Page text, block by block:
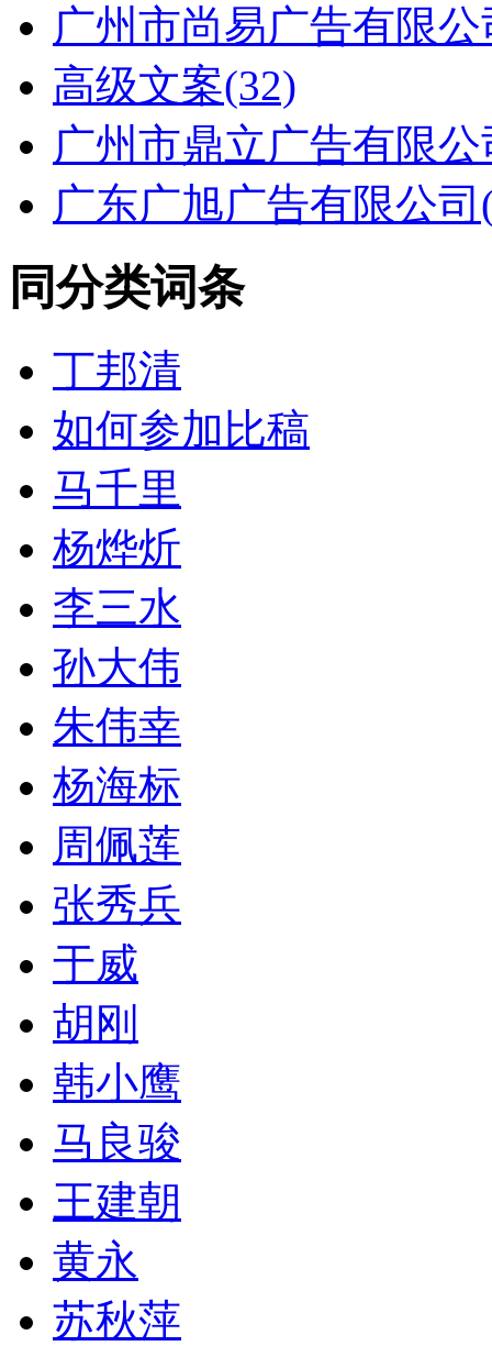
广州市尚易广告有限公
高级文案(32)
广州市鼎立广告有限公
广东广旭广告有限公司
同分类词条
丁邦清
如何参加比稿
马千里
杨烨炘
李三水
孙大伟
朱伟幸
杨海标
周佩莲
张秀兵
于威
胡刚
韩小鹰
马良骏
王建朝
黄永
苏秋萍